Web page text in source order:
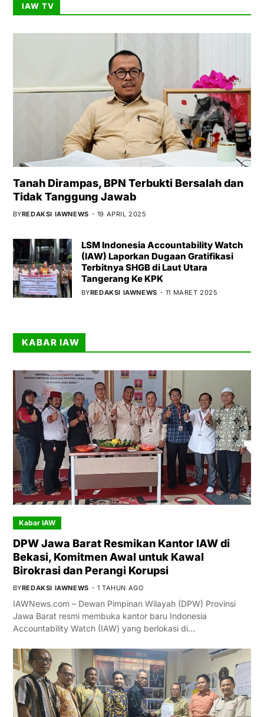
IAW TV
Tanah Dirampas, BPN Terbukti Bersalah dan
Tidak Tanggung Jawab
BYREDAKSI IAWNEWS 19 APRIL 2025
LSM Indonesia Accountability Watch
(IAW) Laporkan Dugaan Gratifikasi
Terbitnya SHGB di Laut Utara
Tangerang Ke KPK
BYREDAKSI IAWNEWS 11 MARET 2025
KABAR IAW
Kabar IAW
DPW Jawa Barat Resmikan Kantor IAW di
Bekasi, Komitmen Awal untuk Kawal
Birokrasi dan Perangi Korupsi
BYREDAKSI IAWNEWS 1 TAHUN AGO
IAWNews.com – Dewan Pimpinan Wilayah (DPW) Provinsi
Jawa Barat resmi membuka kantor baru Indonesia
Accountability Watch (IAW) yang berlokasi di…